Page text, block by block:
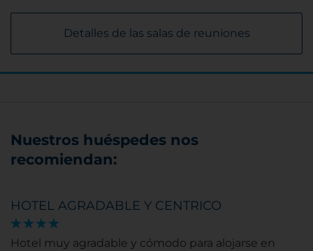
Detalles de las salas de reuniones
Nuestros huéspedes nos
recomiendan:
HOTEL AGRADABLE Y CENTRICO
Hotel muy agradable y cómodo para alojarse en